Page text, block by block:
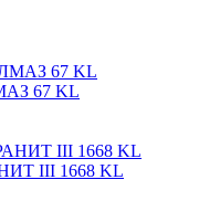
67 KL
III 1668 KL